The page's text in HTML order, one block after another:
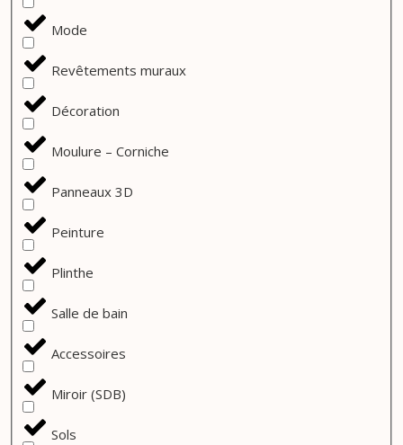
Mode
Revêtements muraux
Décoration
Moulure – Corniche
Panneaux 3D
Peinture
Plinthe
Salle de bain
Accessoires
Miroir (SDB)
Sols